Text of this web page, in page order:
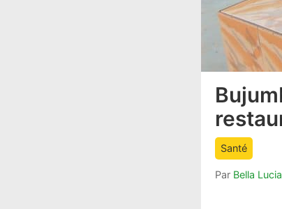
article
comment
count
Santé
Par Bella